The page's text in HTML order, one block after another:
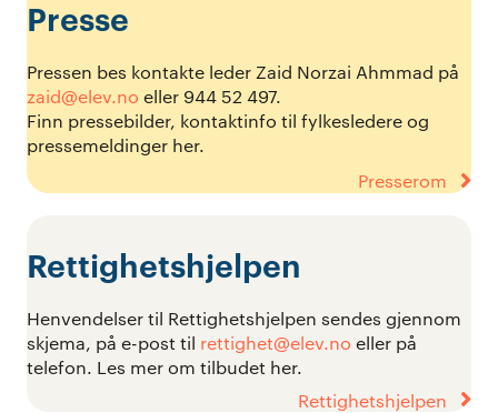
Presse
Pressen bes kontakte leder Zaid Norzai Ahmmad på
zaid@elev.no eller 944 52 497.
Finn pressebilder, kontaktinfo til fylkesledere og
pressemeldinger her.
Presserom
Rettighetshjelpen
Henvendelser til Rettighetshjelpen sendes gjennom
skjema, på e-post til rettighet@elev.no eller på
telefon. Les mer om tilbudet her.
Rettighetshjelpen